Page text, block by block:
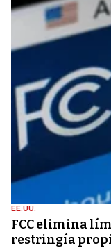
EE.UU.
FCC elimina
restringía